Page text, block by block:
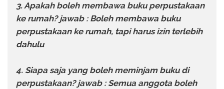
3. Apakah boleh membawa buku perpustakaan
ke rumah? jawab : Boleh membawa buku
perpustakaan ke rumah, tapi harus izin terlebih
dahulu
4. Siapa saja yang boleh meminjam buku di
perpustakaan? jawab : Semua anggota boleh